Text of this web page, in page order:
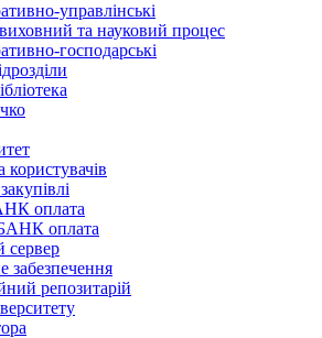
управлінські
та науковий процес
господарські
користувачів
оплата
оплата
забезпечення
репозитарій